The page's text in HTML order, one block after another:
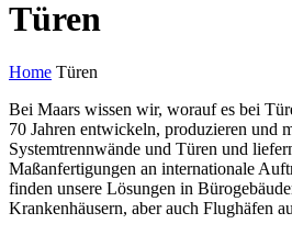
Türen
Home Türen
Bei Maars wissen wir, worauf es bei
70 Jahren entwickeln, produzieren und
Systemtrennwände und Türen und
Maßanfertigungen an internationale
finden unsere Lösungen in
Krankenhäusern, aber auch Flughäfen